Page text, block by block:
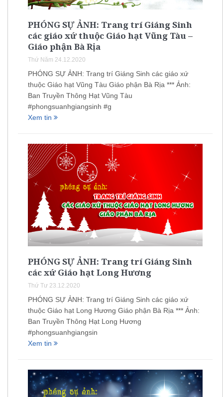
PHÓNG SỰ ẢNH: Trang trí Giáng Sinh
các giáo xứ thuộc Giáo hạt Vũng Tàu –
Giáo phận Bà Rịa
Thứ Năm 24.12.2020
PHÓNG SỰ ẢNH: Trang trí Giáng Sinh các giáo xứ
thuộc Giáo hạt Vũng Tàu Giáo phận Bà Rịa *** Ảnh:
Ban Truyền Thông Hạt Vũng Tàu
#phongsuanhgiangsinh #g
Xem tin
PHÓNG SỰ ẢNH: Trang trí Giáng Sinh
các xứ Giáo hạt Long Hương
Thứ Tư 23.12.2020
PHÓNG SỰ ẢNH: Trang trí Giáng Sinh các giáo xứ
thuộc Giáo hạt Long Hương Giáo phận Bà Rịa *** Ảnh:
Ban Truyền Thông Hạt Long Hương
#phongsuanhgiangsin
Xem tin